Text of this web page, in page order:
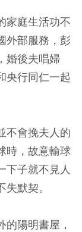
家庭生活功不
外部服務，彭
婚後夫唱婦
央行同仁一起
不會挽夫人的
時，故意輸球
下子就不見人
默契。
陽明書屋，